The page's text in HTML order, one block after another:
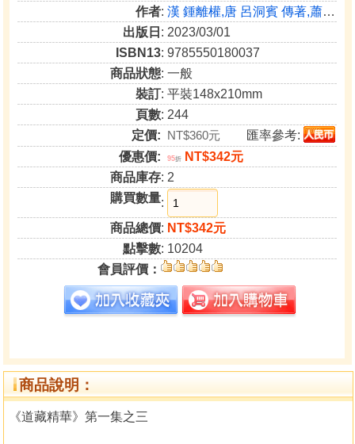
作者:漢 鍾離權,唐 呂洞賓 傳著,蕭天石 編
出版日 : 2023/03/01
ISBN13: 9785550180037
商品狀態: 一般
裝訂: 平裝148x210mm
頁數: 244
定價: NT$360元
匯率參考:
優惠價:
95折
NT$342元
商品庫存: 2
購買數量:
商品總價: NT$342元
點擊數: 10204
會員評價：
商品說明：
《道藏精華》第一集之三